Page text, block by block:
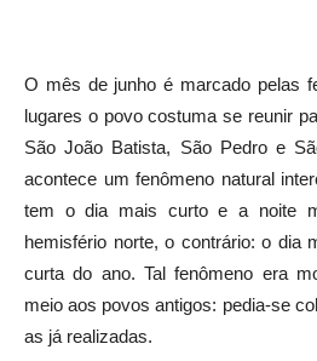
O mês de junho é marcado pelas
lugares o povo costuma se reunir
São João Batista, São Pedro e
acontece um fenômeno natural
tem o dia mais curto e a noite
hemisfério norte, o contrário: o dia
curta do ano. Tal fenômeno era
meio aos povos antigos: pedia-se
as já realizadas.